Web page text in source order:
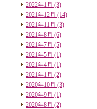
2022年1月 (3)
2021年12月 (14)
2021年11月 (3)
2021年8月 (6)
2021年7月 (5)
2021年5月 (1)
2021年4月 (1)
2021年1月 (2)
2020年10月 (3)
2020年9月 (1)
2020年8月 (2)